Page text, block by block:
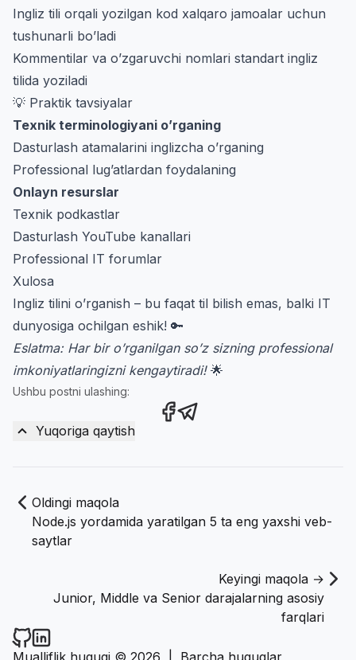
Ingliz tili orqali yozilgan kod xalqaro jamoalar uchun
tushunarli bo’ladi
Kommentilar va o’zgaruvchi nomlari standart ingliz
tilida yoziladi
💡 Praktik tavsiyalar
Texnik terminologiyani o’rganing
Dasturlash atamalarini inglizcha o’rganing
Professional lug’atlardan foydalaning
Onlayn resurslar
Texnik podkastlar
Dasturlash YouTube kanallari
Professional IT forumlar
Xulosa
Ingliz tilini o’rganish – bu faqat til bilish emas, balki IT
dunyosiga ochilgan eshik! 🔑
Eslatma: Har bir o’rganilgan so’z sizning professional
imkoniyatlaringizni kengaytiradi!🌟
Ushbu postni ulashing:
Share this post on Facebook
Share this post via
Yuqoriga qaytish
Oldingi maqola
Node.js yordamida yaratilgan 5 ta eng yaxshi veb-
saytlar
Keyingi maqola →
Junior, Middle va Senior darajalarning asosiy
farqlari
Narzullayev.uz on Github
Narzullayev.uz on LinkedIn
Mualliflik huquqi © 2026
Barcha huquqlar